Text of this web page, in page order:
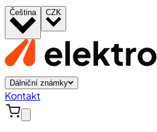
Čeština CZK
Dálniční známky
Kontakt